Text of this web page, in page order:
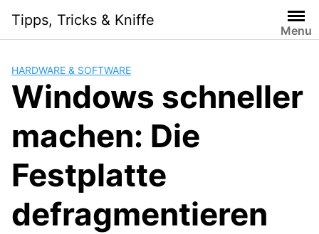
content
Tipps, Tricks & Kniffe
Menu
HARDWARE & SOFTWARE
Windows schneller
machen: Die
Festplatte
defragmentieren